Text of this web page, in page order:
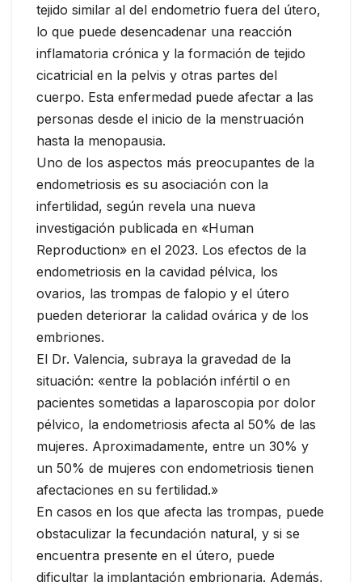
tejido similar al del endometrio fuera del útero,
lo que puede desencadenar una reacción
inflamatoria crónica y la formación de tejido
cicatricial en la pelvis y otras partes del
cuerpo. Esta enfermedad puede afectar a las
personas desde el inicio de la menstruación
hasta la menopausia.
Uno de los aspectos más preocupantes de la
endometriosis es su asociación con la
infertilidad, según revela una nueva
investigación publicada en «Human
Reproduction» en el 2023. Los efectos de la
endometriosis en la cavidad pélvica, los
ovarios, las trompas de falopio y el útero
pueden deteriorar la calidad ovárica y de los
embriones.
El Dr. Valencia, subraya la gravedad de la
situación: «entre la población infértil o en
pacientes sometidas a laparoscopia por dolor
pélvico, la endometriosis afecta al 50% de las
mujeres. Aproximadamente, entre un 30% y
un 50% de mujeres con endometriosis tienen
afectaciones en su fertilidad.»
En casos en los que afecta las trompas, puede
obstaculizar la fecundación natural, y si se
encuentra presente en el útero, puede
dificultar la implantación embrionaria. Además,